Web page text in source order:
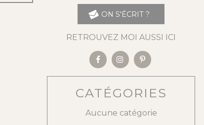
ON S'ÉCRIT ?
RETROUVEZ MOI AUSSI ICI
CATÉGORIES
Aucune catégorie